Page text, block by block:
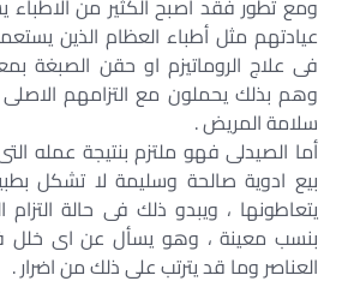
ومع تطور فقد اصبح الكثير من
عيادتهم مثل أطباء العظام الذين
فى علاج الروماتيزم او حقن الصبغة
وهم بذلك يحملون مع التزامهم الاصلى
سلامة المريض .
أما الصيدلى فهو ملتزم بنتيجة عمله
بيع ادوية صالحة وسليمة لا تشكل
يتعاطونها ، ويبدو ذلك فى حالة التزام
بنسب معينة ، وهو يسأل عن اى خلل
العناصر وما قد يترتب على ذلك من اضرار .